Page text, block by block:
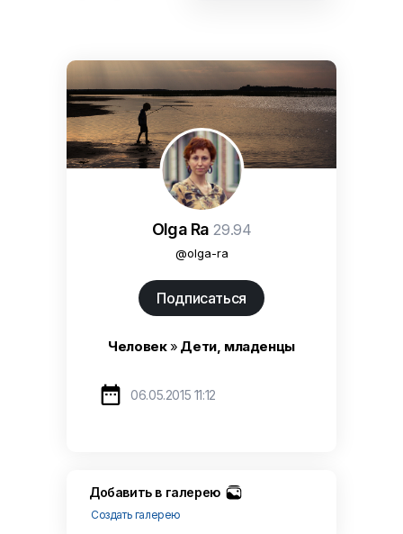
Olga Ra 29.94
@olga-ra
Подписаться
Человек» Дети, младенцы
 06.05.2015 11:12
Добавить в галерею
Создать галерею